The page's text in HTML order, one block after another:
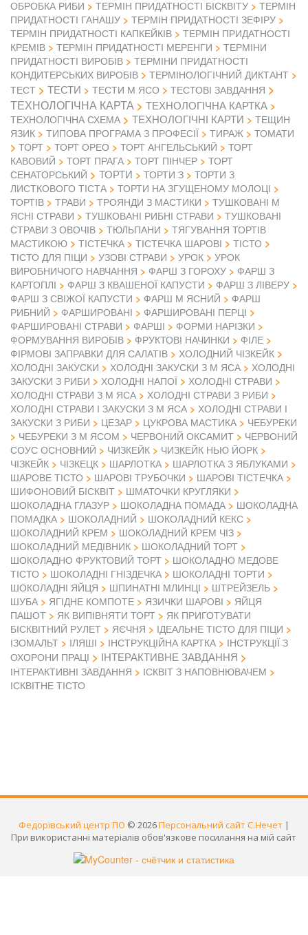
ОБРОБКА РИБИ
ТЕРМІН ПРИДАТНОСТІ БІСКВІТУ
ТЕРМІН
ПРИДАТНОСТІ ГАНАШУ
ТЕРМІН ПРИДАТНОСТІ ЗЕФІРУ
ТЕРМІН ПРИДАТНОСТІ КАПКЕЙКІВ
ТЕРМІН ПРИДАТНОСТІ
КРЕМІВ
ТЕРМІН ПРИДАТНОСТІ МЕРЕНГИ
ТЕРМІНИ
ПРИДАТНОСТІ ВИРОБІВ
ТЕРМІНИ ПРИДАТНОСТІ
КОНДИТЕРСЬКИХ ВИРОБІВ
ТЕРМІНОЛОГІЧНИЙ ДИКТАНТ
ТЕСТ
ТЕСТИ ТЕСТИ М ЯСО ТЕСТОВІ ЗАВДАННЯ
ТЕХНОЛОГІЧНА КАРТА ТЕХНОЛОГІЧНА КАРТКА
ТЕХНОЛОГІЧНА СХЕМА ТЕХНОЛОГІЧНІ КАРТИ
ТЕЩИН
ЯЗИК
ТИПОВА ПРОГРАМА З ПРОФЕСІЇ ТИРАЖ ТОМАТИ
ТОРТ ТОРТ ОРЕО ТОРТ АНГЕЛЬСЬКИЙ
ТОРТ
КАВОВИЙ
ТОРТ ПРАГА ТОРТ ПІНЧЕР
ТОРТ
СЕНАТОРСЬКИЙ
ТОРТИ ТОРТИ З
ТОРТИ З
ЛИСТКОВОГО ТІСТА
ТОРТИ НА ЗГУЩЕНОМУ МОЛОЦІ
ТОРТІВ
ТРАВИ ТРОЯНДИ З МАСТИКИ
ТУШКОВАНІ М
ЯСНІ СТРАВИ
ТУШКОВАНІ РИБНІ СТРАВИ
ТУШКОВАНІ
СТРАВИ З ОВОЧІВ
ТЮЛЬПАНИ
ТЯГУВАННЯ ТОРТІВ
МАСТИКОЮ
ТІСТЕЧКА ТІСТЕЧКА ШАРОВІ
ТІСТО
ТІСТО ДЛЯ ПІЦИ
УЗОВІ СТРАВИ УРОК
УРОК
ВИРОБНИЧОГО НАВЧАННЯ
ФАРШ З ГОРОХУ
ФАРШ З
КАРТОПЛІ
ФАРШ З КВАШЕНОЇ КАПУСТИ
ФАРШ З ЛІВЕРУ
ФАРШ З СВІЖОЇ КАПУСТИ
ФАРШ М ЯСНИЙ
ФАРШ
РИБНИЙ
ФАРШИРОВАНІ
ФАРШИРОВАНІ ПЕРЦІ
ФАРШИРОВАНІ СТРАВИ
ФАРШІ
ФОРМИ НАРІЗКИ
ФОРМУВАННЯ ВИРОБІВ
ФРУКТОВІ НАЧИНКИ
ФІЛЕ
ФІРМОВІ ЗАПРАВКИ ДЛЯ САЛАТІВ
ХОЛОДНИЙ ЧІЗКЕЙК
ХОЛОДНІ ЗАКУСКИ
ХОЛОДНІ ЗАКУСКИ З М ЯСА
ХОЛОДНІ
ЗАКУСКИ З РИБИ
ХОЛОДНІ НАПОЇ
ХОЛОДНІ СТРАВИ
ХОЛОДНІ СТРАВИ З М ЯСА
ХОЛОДНІ СТРАВИ З РИБИ
ХОЛОДНІ СТРАВИ І ЗАКУСКИ З М ЯСА
ХОЛОДНІ СТРАВИ І
ЗАКУСКИ З РИБИ
ЦЕЗАР ЦУКРОВА МАСТИКА
ЧЕБУРЕКИ
ЧЕБУРЕКИ З М ЯСОМ
ЧЕРВОНИЙ ОКСАМИТ
ЧЕРВОНИЙ
СОУС ОСНОВНИЙ
ЧИЗКЕЙК
ЧИЗКЕЙК НЬЮ ЙОРК
ЧІЗКЕЙК
ЧІЗКЕЦК ШАРЛОТКА
ШАРЛОТКА З ЯБЛУКАМИ
ШАРОВЕ ТІСТО
ШАРОВІ ТРУБОЧКИ
ШАРОВІ ТІСТЕЧКА
ШИФОНОВИЙ БІСКВІТ
ШМАТОЧКИ КРУГЛЯКИ
ШОКОЛАДНА ГЛАЗУР
ШОКОЛАДНА ПОМАДА
ШОКОЛАДНА
ПОМАДКА
ШОКОЛАДНИЙ
ШОКОЛАДНИЙ КЕКС
ШОКОЛАДНИЙ КРЕМ
ШОКОЛАДНИЙ КРЕМ ЧІЗ
ШОКОЛАДНИЙ МЕДІВНИК
ШОКОЛАДНИЙ ТОРТ
ШОКОЛАДНО ФРУКТОВИЙ ТОРТ
ШОКОЛАДНО МЕДОВЕ
ТІСТО
ШОКОЛАДНІ ГНІЗДЕЧКА
ШОКОЛАДНІ ТОРТИ
ШОКОЛАДНІ ЯЙЦЯ
ШПИНАТНІ МЛИНЦІ
ШТРЕЙЗЕЛЬ
ШУБА
ЯГІДНЕ КОМПОТЕ ЯЗИЧКИ ШАРОВІ
ЯЙЦЯ
ПАШОТ
ЯК ВИПІВНЯТИ ТОРТ
ЯК ПРИГОТУВАТИ
БІСКВІТНИЙ РУЛЕТ
ЯЄЧНЯ
ІДЕАЛЬНЕ ТІСТО ДЛЯ ПІЦИ
ІЗОМАЛЬТ
ІЛЯШІ ІНСТРУКЦІЙНА КАРТКА
ІНСТРУКЦІЇ З
ОХОРОНИ ПРАЦІ
ІНТЕРАКТИВНЕ ЗАВДАННЯ
ІНТЕРАКТИВНІ ЗАВДАННЯ
ІСКВІТ З НАПОВНЮВАЧЕМ
ІСКВІТНЕ ТІСТО
Федорівський центр ПО © 2026Персональний сайт С.Нечет |
При використанні матеріалів обов'язкове посилання на мій сайт